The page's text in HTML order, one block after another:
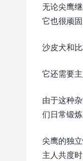
无论尖鹰
它也很顽固
沙皮犬和
它还需要
由于这种
们日常锻炼
尖鹰的独
主人共度时